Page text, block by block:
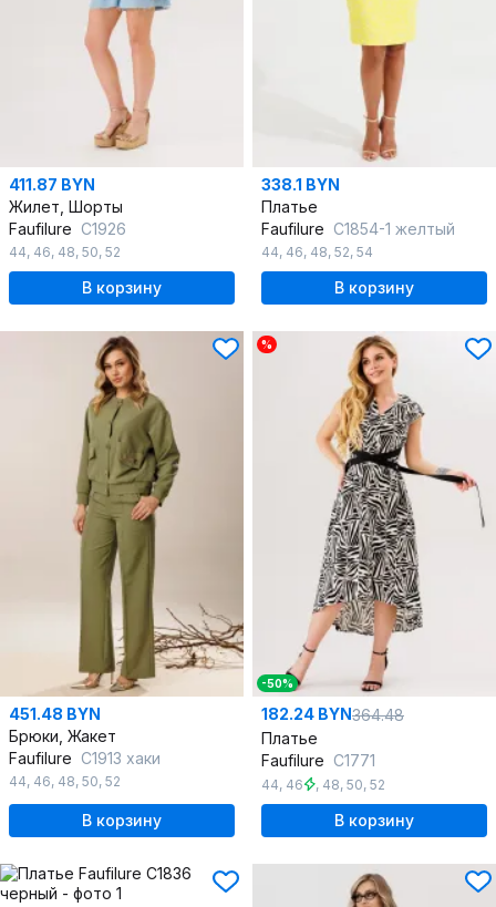
411.87 BYN
Жилет, Шорты
Faufilure С1926
44, 46, 48, 50, 52
В корзину
338.1 BYN
Платье
Faufilure C1854-1 желтый
44, 46, 48, 52, 54
В корзину
451.48 BYN
Брюки, Жакет
Faufilure C1913 хаки
44, 46, 48, 50, 52
В корзину
%
-50%
182.24 BYN364.48
Платье
Faufilure C1771
44, 46 , 48, 50, 52
В корзину